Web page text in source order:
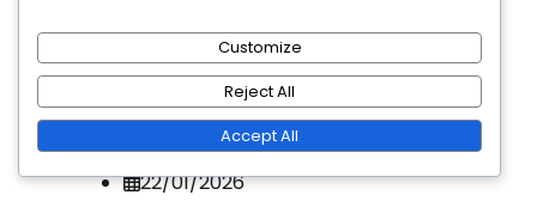
Badminton: Verrassing,
Uitvoering, Plaatsing
Jan Jansen
22/01/2026
Customize
Reject All
Accept All